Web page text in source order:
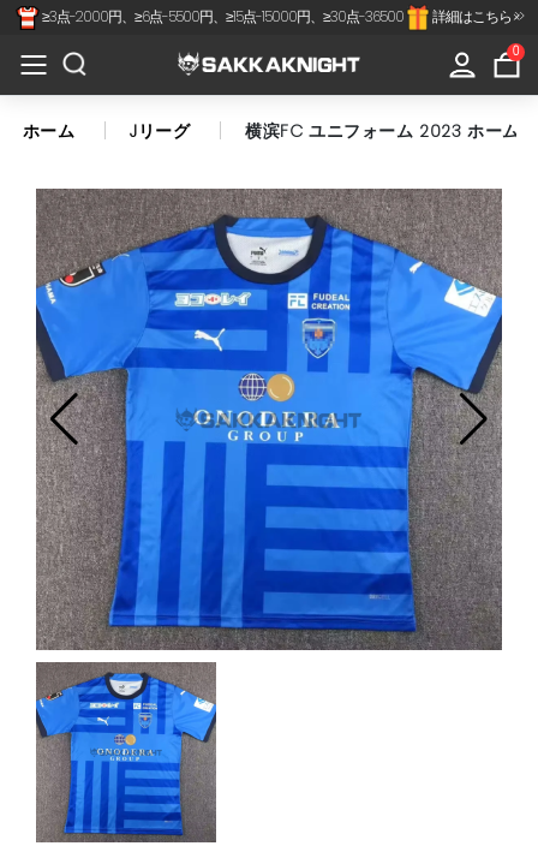
≥3点-2000円、≥6点-5500円、≥15点-15000円、≥30点-36500 詳細はこちら >>
×
0
All
Categories
代表-クラブ
スペインリーグ
フランスリーグ
プレミアリーグ
セリアA
南北アメリカ
ブンデスリーガ
ヨーロッパ他
ホーム Jリーグ 横滨FC ユニフォーム 2023 ホーム